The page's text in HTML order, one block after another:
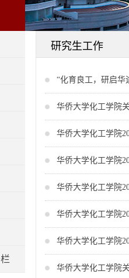
研究生工作
“化育良工，研启
华侨大学化工学院
华侨大学化工学院
华侨大学化工学院
华侨大学化工学院
华侨大学化工学院
华侨大学化工学院
华侨大学化工学院